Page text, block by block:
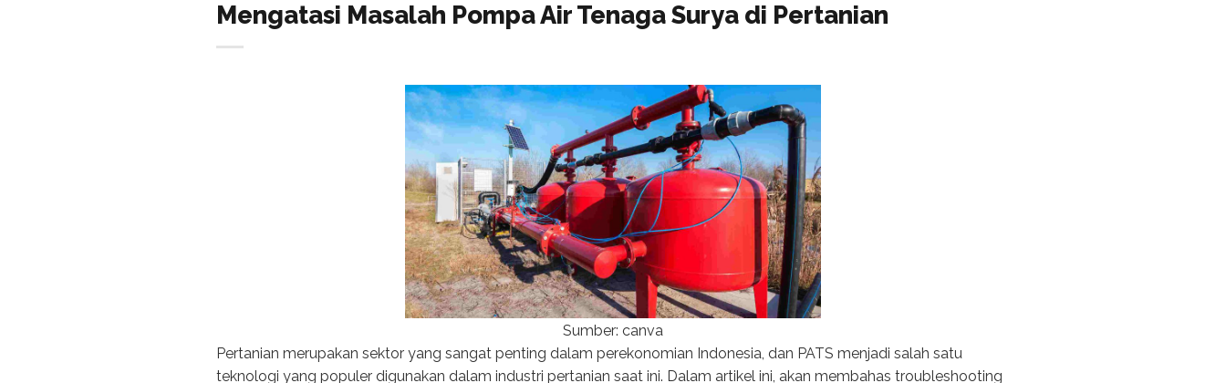
Mengatasi Masalah Pompa Air Tenaga Surya di Pertanian
Sumber: canva
Pertanian merupakan sektor yang sangat penting dalam perekonomian Indonesia, dan PATS menjadi salah satu
teknologi yang populer digunakan dalam industri pertanian saat ini. Dalam artikel ini, akan membahas troubleshooting